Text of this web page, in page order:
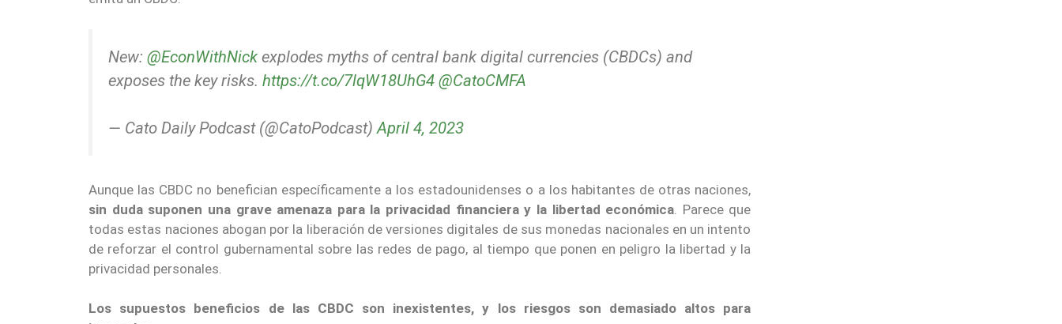
New: @EconWithNick explodes myths of central bank digital currencies (CBDCs) and
exposes the key risks. https://t.co/7lqW18UhG4 @CatoCMFA
— Cato Daily Podcast (@CatoPodcast)April 4, 2023
Aunque las CBDC no benefician específicamente a los estadounidenses o a los habitantes de otras naciones,
sin duda suponen una grave amenaza para la privacidad financiera y la libertad económica . Parece que
todas estas naciones abogan por la liberación de versiones digitales de sus monedas nacionales en un intento
de reforzar el control gubernamental sobre las redes de pago, al tiempo que ponen en peligro la libertad y la
privacidad personales.
Los supuestos beneficios de las CBDC son inexistentes, y los riesgos son demasiado altos para